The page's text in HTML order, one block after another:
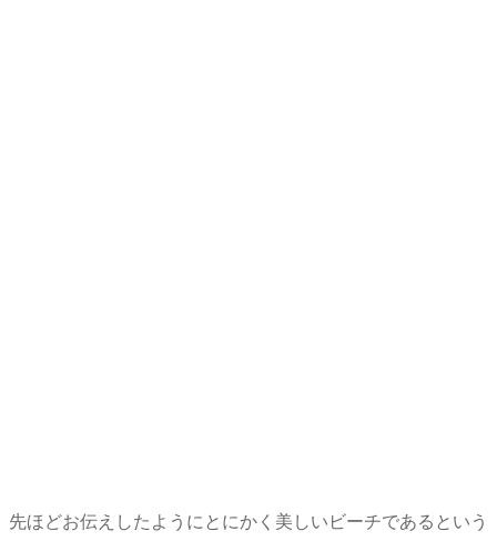
先ほどお伝えしたようにとにかく美しいビーチであるという